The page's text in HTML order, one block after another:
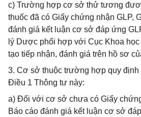
c) Trường hợp cơ sở thử tương
thuốc đã có Giấy chứng nhận GLP,
đánh giá kết luận cơ sở đáp ứng
lý Dược phối hợp với Cục Khoa
tạo tiếp nhận, đánh giá trên hồ sơ
3. Cơ sở thuộc trường hợp quy định
Điều 1 Thông tư này:
a) Đối với cơ sở chưa có Giấy
Báo cáo đánh giá kết luận cơ sở